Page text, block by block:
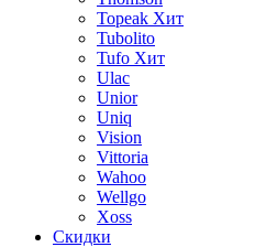
Topeak Хит
Tubolito
Tufo Хит
Ulac
Unior
Uniq
Vision
Vittoria
Wahoo
Wellgo
Xoss
Скидки